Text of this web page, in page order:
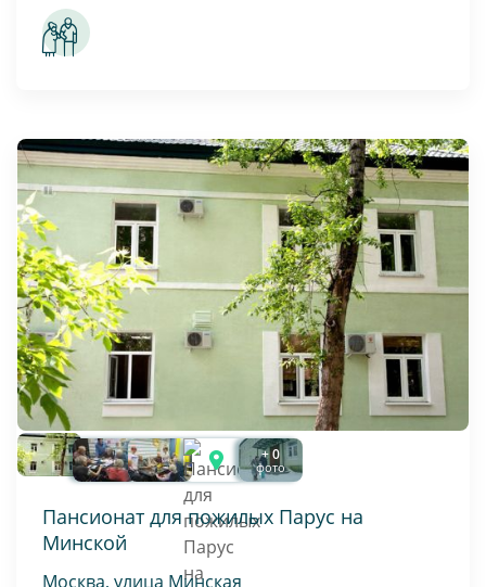
+ 0
фото
Пансионат для пожилых Парус на
Минской
Москва, улица Минская